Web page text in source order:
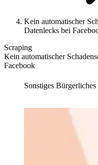
Kein automatischer
Datenlecks bei
Scraping
Kein automatischer
Facebook
Sonstiges Bürgerliches